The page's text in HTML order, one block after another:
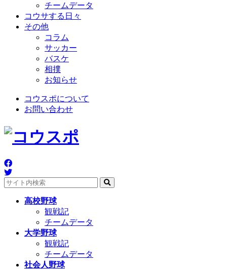
チームデータ
コウサする日々
その他
コラム
サッカー
バスケ
相撲
お知らせ
コウスポについて
お問い合わせ
高校野球
観戦記
チームデータ
大学野球
観戦記
チームデータ
社会人野球